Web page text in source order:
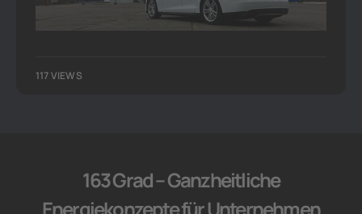
117 VIEWS
163 Grad – Ganzheitliche